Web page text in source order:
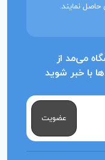
نمایند.
می‌مد از
با خبر شوید
عضویت